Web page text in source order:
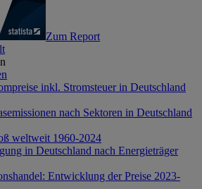
Zum Report
inkl. Stromsteuer in Deutschland
nach Sektoren in Deutschland
weltweit 1960-2024
in Deutschland nach Energieträger
Entwicklung der Preise 2023-